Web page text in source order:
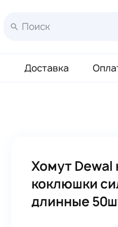
Доставка
Хомут Dewal
коклюшки
длинные